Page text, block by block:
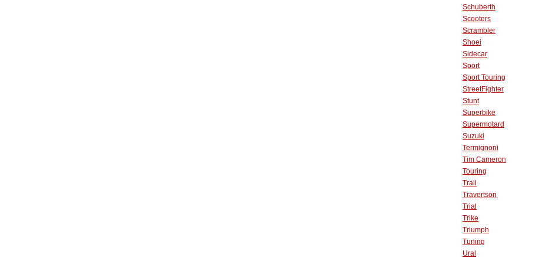
Schuberth
Scooters
Scrambler
Shoei
Sidecar
Sport
Sport Touring
StreetFighter
Stunt
Superbike
Supermotard
Suzuki
Termignoni
Tim Cameron
Touring
Trail
Travertson
Trial
Trike
Triumph
Tuning
Ural